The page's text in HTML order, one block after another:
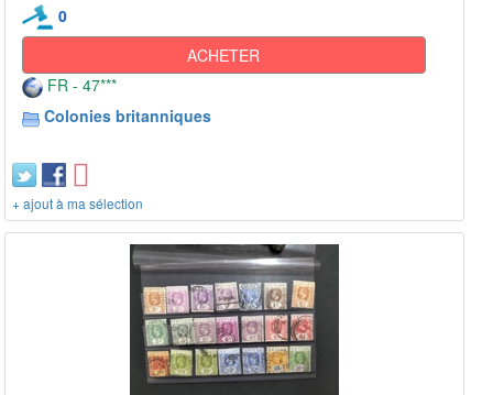
0
ACHETER
FR - 47***
Colonies britanniques
+ ajout à ma sélection